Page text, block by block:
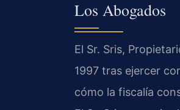
Los Abogados
El Sr. Sris,
1997 tras ejercer
cómo la fiscalía